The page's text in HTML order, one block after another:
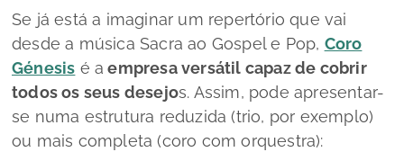
Se já está a imaginar um repertório que vai
desde a música Sacra ao Gospel e Pop, Coro
Génesis é a empresa versátil capaz de cobrir
todos os seus desejos. Assim, pode apresentar-
se numa estrutura reduzida (trio, por exemplo)
ou mais completa (coro com orquestra):